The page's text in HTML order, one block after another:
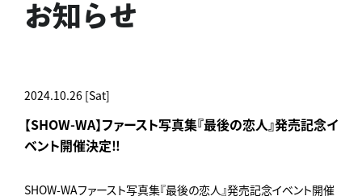
お知らせ
2024.10.26 [Sat]
【SHOW-WA】ファースト写真集『最後の恋人』発売記念イ
ベント開催決定‼️
SHOW-WAファースト写真集『最後の恋人』発売記念イベント開催